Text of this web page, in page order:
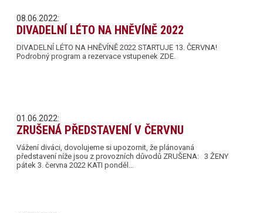
08.06.2022:
DIVADELNÍ LÉTO NA HNĚVÍNĚ 2022
DIVADELNÍ LÉTO NA HNĚVÍNĚ 2022 STARTUJE 13. ČERVNA!
Podrobný program a rezervace vstupenek ZDE.
01.06.2022:
ZRUŠENÁ PŘEDSTAVENÍ V ČERVNU
Vážení diváci, dovolujeme si upozornit, že plánovaná
představení níže jsou z provozních důvodů ZRUŠENA: 3 ŽENY
pátek 3. června 2022 KATI ponděl…